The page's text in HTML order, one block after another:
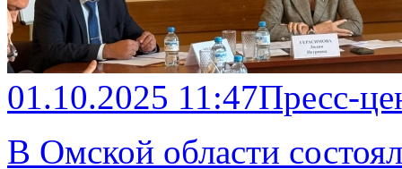
01.10.2025 11:47Пресс-
В Омской области